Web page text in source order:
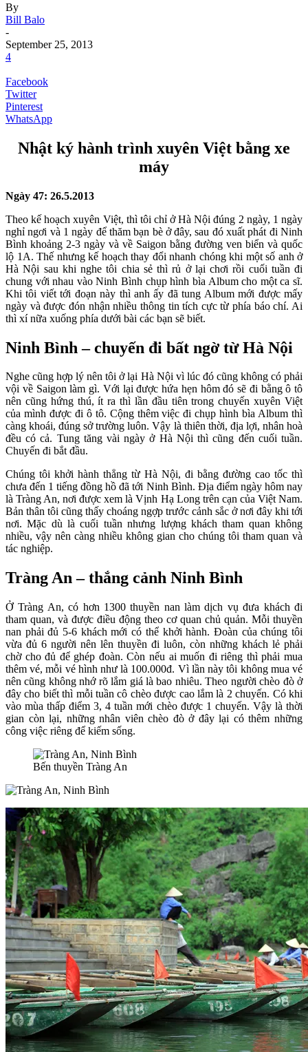
By
Bill Balo
-
September 25, 2013
4
Facebook
Twitter
Pinterest
WhatsApp
Nhật ký hành trình xuyên Việt bằng xe
máy
Ngày 47: 26.5.2013
Theo kế hoạch xuyên Việt, thì tôi chỉ ở Hà Nội đúng 2 ngày, 1 ngày
nghỉ ngơi và 1 ngày để thăm bạn bè ở đây, sau đó xuất phát đi Ninh
Bình khoảng 2-3 ngày và về Saigon bằng đường ven biển và quốc
lộ 1A. Thế nhưng kế hoạch thay đổi nhanh chóng khi một số anh ở
Hà Nội sau khi nghe tôi chia sẻ thì rủ ở lại chơi rồi cuối tuần đi
chung với nhau vào Ninh Bình chụp hình bìa Album cho một ca sĩ.
Khi tôi viết tới đoạn này thì anh ấy đã tung Album mới được mấy
ngày và được đón nhận nhiều thông tin tích cực từ phía báo chí. Ai
thì xí nữa xuống phía dưới bài các bạn sẽ biết.
Ninh Bình – chuyến đi bất ngờ từ Hà Nội
Nghe cũng hợp lý nên tôi ở lại Hà Nội vì lúc đó cũng không có phải
vội về Saigon làm gì. Với lại được hứa hẹn hôm đó sẽ đi bằng ô tô
nên cũng hứng thú, ít ra thì lần đầu tiên trong chuyến xuyên Việt
của mình được đi ô tô. Cộng thêm việc đi chụp hình bìa Album thì
càng khoái, đúng sở trường luôn. Vậy là thiên thời, địa lợi, nhân hoà
đều có cả. Tung tăng vài ngày ở Hà Nội thì cũng đến cuối tuần.
Chuyến đi bắt đầu.
Chúng tôi khởi hành thẳng từ Hà Nội, đi bằng đường cao tốc thì
chưa đến 1 tiếng đồng hồ đã tới Ninh Bình. Địa điểm ngày hôm nay
là Tràng An, nơi được xem là Vịnh Hạ Long trên cạn của Việt Nam.
Bản thân tôi cũng thấy choáng ngợp trước cảnh sắc ở nơi đây khi tới
nơi. Mặc dù là cuối tuần nhưng lượng khách tham quan không
nhiều, vậy nên càng nhiều không gian cho chúng tôi tham quan và
tác nghiệp.
Tràng An – thắng cảnh Ninh Bình
Ở Tràng An, có hơn 1300 thuyền nan làm dịch vụ đưa khách đi
tham quan, và được điều động theo cơ quan chủ quản. Mỗi thuyền
nan phải đủ 5-6 khách mới có thể khởi hành. Đoàn của chúng tôi
vừa đủ 6 người nên lên thuyền đi luôn, còn những khách lẻ phải
chờ cho đủ để ghép đoàn. Còn nếu ai muốn đi riêng thì phải mua
thêm vé, mỗi vé hình như là 100.000đ. Vì lần này tôi không mua vé
nên cũng không nhớ rõ lắm giá là bao nhiêu. Theo người chèo đò ở
đây cho biết thì mỗi tuần cô chèo được cao lắm là 2 chuyến. Có khi
vào mùa thấp điểm 3, 4 tuần mới chèo được 1 chuyến. Vậy là thời
gian còn lại, những nhân viên chèo đò ở đây lại có thêm những
công việc riêng để kiếm sống.
Bến thuyền Tràng An